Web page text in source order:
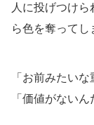
人に投げつけ
ら色を奪ってし
「お前みたい
「価値がない